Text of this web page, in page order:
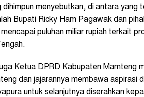
dihimpun menyebutkan, di antara
Bupati Ricky Ham Pagawak dan
puluhan miliar rupiah terkait
Ketua DPRD Kabupaten Mamteng
dan jajarannya membawa aspirasi
untuk selanjutnya diserahkan